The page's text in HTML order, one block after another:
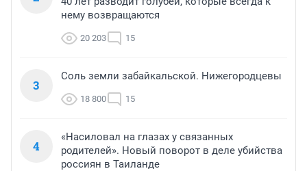
нему возвращаются
20 203 15
3
Соль земли забайкальской. Нижегородцевы
18 800 15
4
«Насиловал на глазах у связанных
родителей». Новый поворот в деле убийства
россиян в Таиланде